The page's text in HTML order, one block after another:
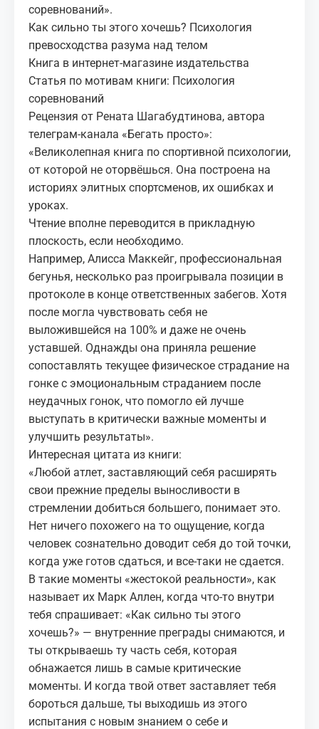
соревнований».
Как сильно ты этого хочешь? Психология
превосходства разума над телом
Книга в интернет-магазине издательства
Статья по мотивам книги: Психология
соревнований
Рецензия от Рената Шагабудтинова, автора
телеграм-канала «Бегать просто»:
«Великолепная книга по спортивной психологии,
от которой не оторвёшься. Она построена на
историях элитных спортсменов, их ошибках и
уроках.
Чтение вполне переводится в прикладную
плоскость, если необходимо.
Например, Алисса Маккейг, профессиональная
бегунья, несколько раз проигрывала позиции в
протоколе в конце ответственных забегов. Хотя
после могла чувствовать себя не
выложившейся на 100% и даже не очень
уставшей. Однажды она приняла решение
сопоставлять текущее физическое страдание на
гонке с эмоциональным страданием после
неудачных гонок, что помогло ей лучше
выступать в критически важные моменты и
улучшить результаты».
Интересная цитата из книги:
«Любой атлет, заставляющий себя расширять
свои прежние пределы выносливости в
стремлении добиться большего, понимает это.
Нет ничего похожего на то ощущение, когда
человек сознательно доводит себя до той точки,
когда уже готов сдаться, и все-таки не сдается.
В такие моменты «жестокой реальности», как
называет их Марк Аллен, когда что-то внутри
тебя спрашивает: «Как сильно ты этого
хочешь?» — внутренние преграды снимаются, и
ты открываешь ту часть себя, которая
обнажается лишь в самые критические
моменты. И когда твой ответ заставляет тебя
бороться дальше, ты выходишь из этого
испытания с новым знанием о себе и